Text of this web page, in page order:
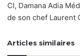
CI, Damana Adia
de son chef Laurent
Articles similaires